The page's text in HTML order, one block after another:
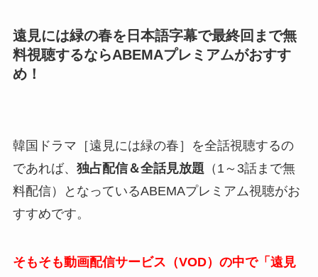
遠見には緑の春を日本語字幕で最終回まで無
料視聴するならABEMAプレミアムがおすす
め！
韓国ドラマ［遠見には緑の春］を全話視聴するの
であれば、 独占配信＆全話見放題 （1～3話まで無
料配信）
となっているABEMAプレミアム視聴がお
すすめです。
そもそも動画配信サービス（VOD）の中で「遠見